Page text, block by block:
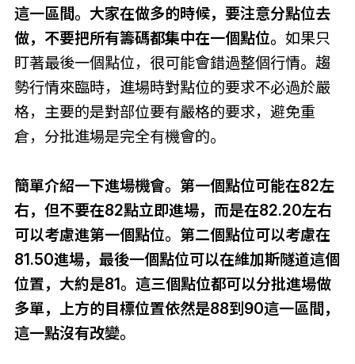
這一區間。大家在做多的時候，要注意分點位去
做，不要把所有籌碼都集中在一個點位。 如果只
盯著最後一個點位，很可能會錯過整個行情。趨
勢行情來臨時，進場時對點位的要求不必過於嚴
格，主要的是對部位要有嚴格的要求，避免重
倉，分批進場是完全有機會的。
簡單介紹一下進場機會。第一個點位可能在82左
右，但不要在82點立即進場，而是在82.20左右
可以考慮進第一個點位。第二個點位可以考慮在
81.50進場，最後一個點位可以在維加斯隧道這個
位置，大約是81。這三個點位都可以分批進場做
多單，上方的目標位置依然是88到90這一區間，
這一點沒有改變。